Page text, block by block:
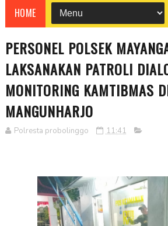
HOME
PERSONEL POLSEK
LAKSANAKAN PATROLI
MONITORING KAMTIBMAS
MANGUNHARJO
Polresta probolinggo 11:41